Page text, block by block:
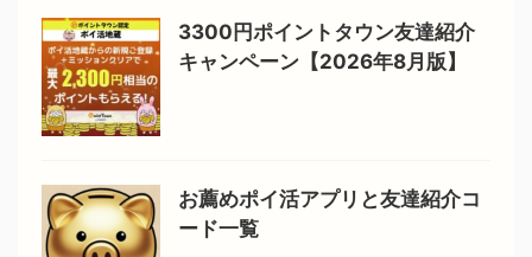
3300円ポイントタウン友達紹介
キャンペーン【2026年8月版】
お薦めポイ活アプリと友達紹介コ
ード一覧